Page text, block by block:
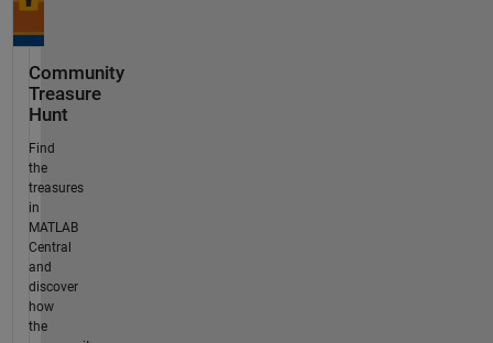
Community
Treasure
Hunt
Find
the
treasures
in
MATLAB
Central
and
discover
how
the